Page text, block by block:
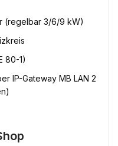
(regelbar 3/6/9 kW)
80-1)
IP-Gateway MB LAN 2